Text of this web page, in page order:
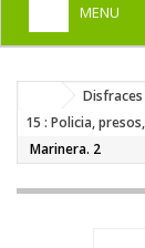
MENU
DISFRACES
COMPLEMENTOS
15 : Policia,
Marinera. 2